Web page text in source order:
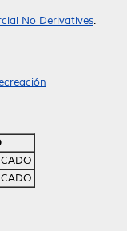
No Derivatives.